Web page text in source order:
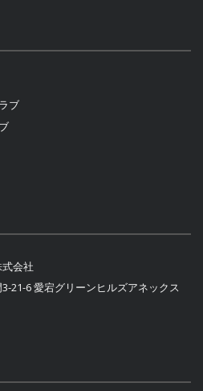
ブ
会社
21-6 愛宕グリーンヒルズアネックス